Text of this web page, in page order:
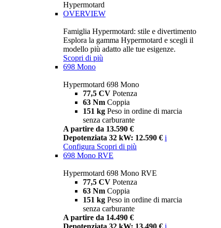
Hypermotard
OVERVIEW
Famiglia Hypermotard: stile e divertimento
Esplora la gamma Hypermotard e scegli il
modello più adatto alle tue esigenze.
Scopri di più
698 Mono
Hypermotard 698 Mono
77,5 CV Potenza
63 Nm Coppia
151 kg Peso in ordine di marcia
senza carburante
A partire da 13.590 €
Depotenziata 32 kW: 12.590 € i
Configura Scopri di più
698 Mono RVE
Hypermotard 698 Mono RVE
77,5 CV Potenza
63 Nm Coppia
151 kg Peso in ordine di marcia
senza carburante
A partire da 14.490 €
Depotenziata 32 kW: 13.490 € i